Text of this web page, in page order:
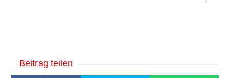
Beitrag teilen